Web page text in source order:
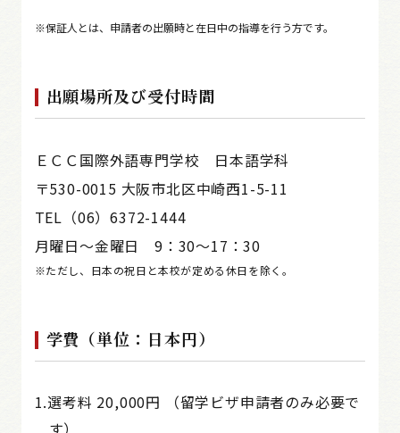
※保証人とは、申請者の出願時と在日中の指導を行う方です。
出願場所及び受付時間
ＥＣＣ国際外語専門学校 日本語学科
〒530-0015 大阪市北区中崎西1-5-11
TEL（06）6372-1444
月曜日～金曜日 9：30～17：30
※ただし、日本の祝日と本校が定める休日を除く。
学費（単位：日本円）
1.選考料 20,000円 （留学ビザ申請者のみ必要で
す）